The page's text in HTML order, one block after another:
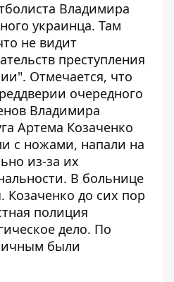
Владимира
украинца. Там
не видит
преступления
Отмечается, что
очередного
Владимира
Артема Козаченко
с ножами, напали на
из-за их
В больнице
Козаченко до сих пор
полиция
дело. По
были